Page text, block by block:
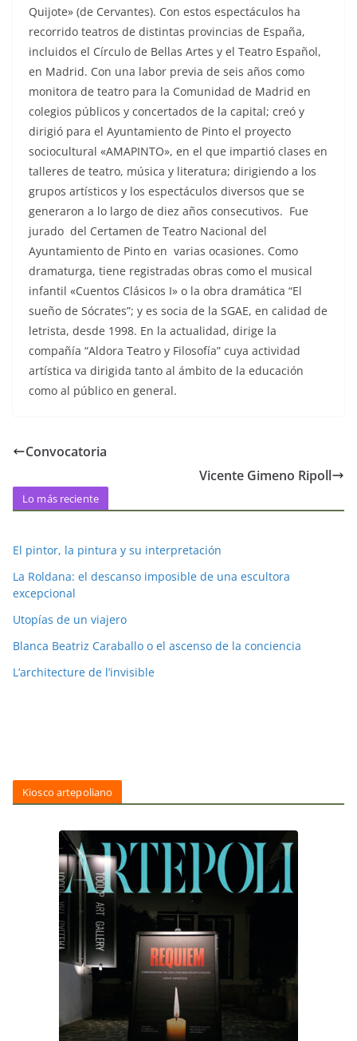
Quijote» (de Cervantes). Con estos espectáculos ha
recorrido teatros de distintas provincias de España,
incluidos el Círculo de Bellas Artes y el Teatro Español,
en Madrid. Con una labor previa de seis años como
monitora de teatro para la Comunidad de Madrid en
colegios públicos y concertados de la capital; creó y
dirigió para el Ayuntamiento de Pinto el proyecto
sociocultural «AMAPINTO», en el que impartió clases en
talleres de teatro, música y literatura; dirigiendo a los
grupos artísticos y los espectáculos diversos que se
generaron a lo largo de diez años consecutivos. Fue
jurado del Certamen de Teatro Nacional del
Ayuntamiento de Pinto en varias ocasiones. Como
dramaturga, tiene registradas obras como el musical
infantil «Cuentos Clásicos I» o la obra dramática “El
sueño de Sócrates”; y es socia de la SGAE, en calidad de
letrista, desde 1998. En la actualidad, dirige la
compañía “Aldora Teatro y Filosofía” cuya actividad
artística va dirigida tanto al ámbito de la educación
como al público en general.
Convocatoria
Vicente Gimeno Ripoll
Lo más reciente
El pintor, la pintura y su interpretación
La Roldana: el descanso imposible de una escultora
excepcional
Utopías de un viajero
Blanca Beatriz Caraballo o el ascenso de la conciencia
L’architecture de l’invisible
Kiosco artepoliano